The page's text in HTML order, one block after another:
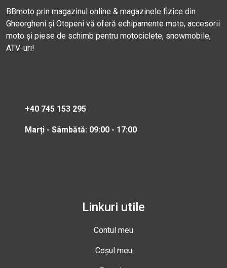
BBmoto prin magazinul online & magazinele fizice din
Gheorgheni și Otopeni vă oferă echipamente moto, accesorii
moto și piese de schimb pentru motociclete, snowmobile,
ATV-uri!
+40 745 153 295
Marți - Sâmbătă: 09:00 - 17:00
Linkuri utile
Contul meu
Coșul meu